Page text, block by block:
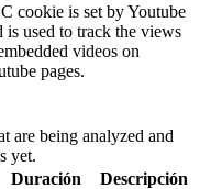
cookie is set by Youtube
is used to track the views
videos on
pages.
are being analyzed and
yet.
Duración
Descripción